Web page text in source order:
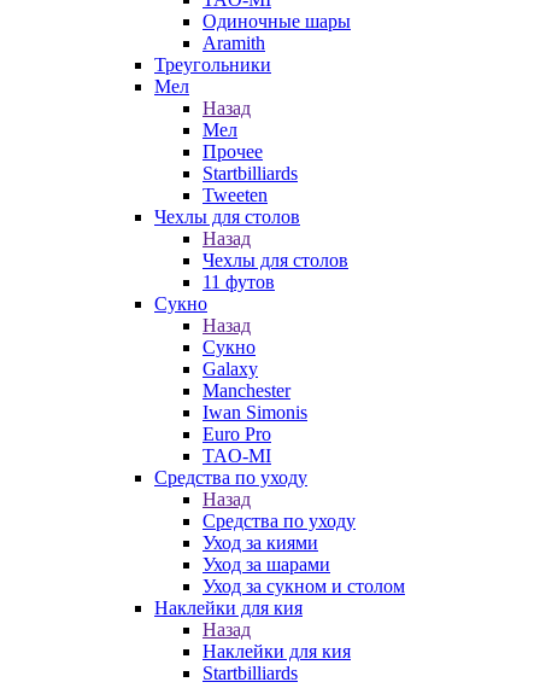
Одиночные шары
Aramith
Треугольники
Мел
Назад
Мел
Прочее
Startbilliards
Tweeten
Чехлы для столов
Назад
Чехлы для столов
11 футов
Сукно
Назад
Сукно
Galaxy
Manchester
Iwan Simonis
Euro Pro
TAO-MI
Средства по уходу
Назад
Средства по уходу
Уход за киями
Уход за шарами
Уход за сукном и столом
Наклейки для кия
Назад
Наклейки для кия
Startbilliards